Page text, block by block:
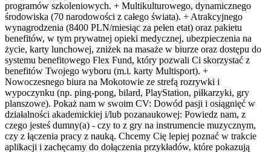
programów szkoleniowych. + Multikulturowego, dynamicznego
środowiska (70 narodowości z całego świata). + Atrakcyjnego
wynagrodzenia (8400 PLN/miesiąc za pełen etat) oraz pakietu
benefitów, w tym prywatnej opieki medycznej, ubezpieczenia na
życie, karty lunchowej, zniżek na masaże w biurze oraz dostępu do
systemu benefitowego Flex Fund, który pozwali Ci skorzystać z
benefitów Twojego wyboru (m.i. karty Multisport). +
Nowoczesnego biura na Mokotowie ze strefą rozrywki i
wypoczynku (np. ping-pong, bilard, PlayStation, piłkarzyki, gry
planszowe). Pokaż nam w swoim CV: Dowód pasji i osiągnięć w
działalności akademickiej i/lub pozanaukowej: Powiedz nam, z
czego jesteś dumny(a) - czy to z gry na instrumencie muzycznym,
czy z łączenia pracy z nauką. Chcemy Cię lepiej poznać w trakcie
aplikacji i zachęcamy do dołączenia przykładów, które pokazują